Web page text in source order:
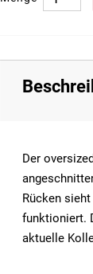
Der
Rücken
funktioniert.
aktuelle